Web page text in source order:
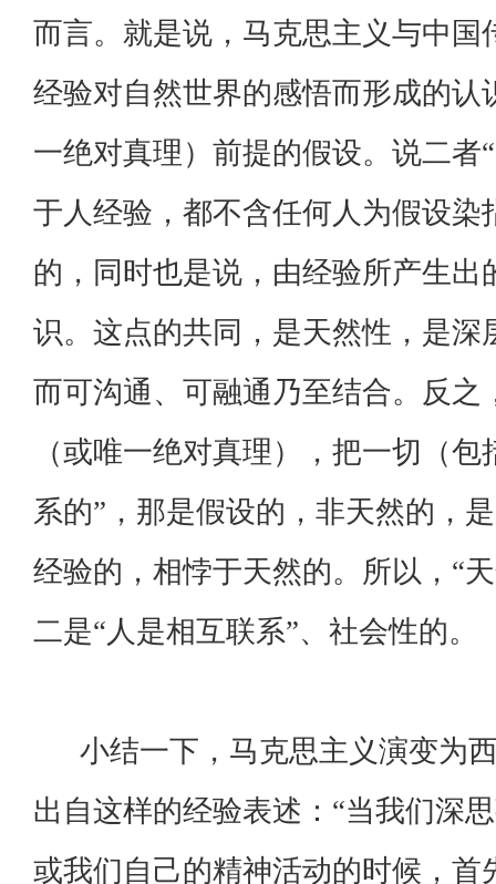
而言。就是说，马克思主义与中
经验对自然世界的感悟而形成的
一绝对真理）前提的假设。说二者
于人经验，都不含任何人为假设
的，同时也是说，由经验所产生出
识。这点的共同，是天然性，是
而可沟通、可融通乃至结合。反
（或唯一绝对真理），把一切（
系的”，那是假设的，非天然的，
经验的，相悖于天然的。所以，“
二是“人是相互联系”、社会性的。
小结一下，马克思主义演变为
出自这样的经验表述：“当我们深
或我们自己的精神活动的时候，